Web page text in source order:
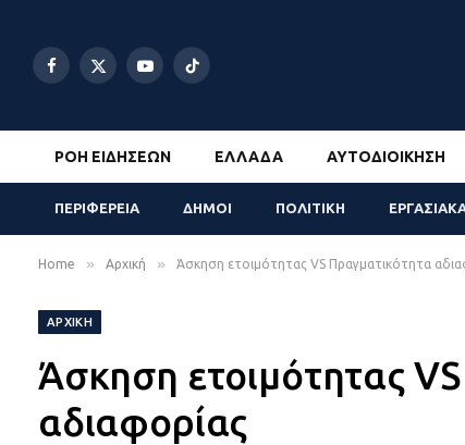
Facebook
X
YouTubeTikTok
ΡΟΉ ΕΙΔΉΣΕΩΝ ΕΛΛΆΔΑ ΑΥΤΟΔΙΟΊΚΗΣΗ
ΠΕΡΙΦΕΡΕΙΑ ΔΗΜΟΙ ΠΟΛΙΤΙΚΗ
Home » Αρχική » Άσκηση ετοιμότητας VS Πραγματικότητα
ΑΡΧΙΚΉ
Άσκηση ετοιμότητας
αδιαφορίας